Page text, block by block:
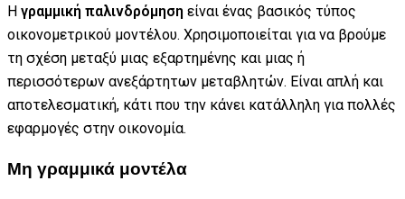
Η γραμμική παλινδρόμηση είναι ένας βασικός τύπος
οικονομετρικού μοντέλου. Χρησιμοποιείται για να βρούμε
τη σχέση μεταξύ μιας εξαρτημένης και μιας ή
περισσότερων ανεξάρτητων μεταβλητών. Είναι απλή και
αποτελεσματική, κάτι που την κάνει κατάλληλη για πολλές
εφαρμογές στην οικονομία.
Μη γραμμικά μοντέλα